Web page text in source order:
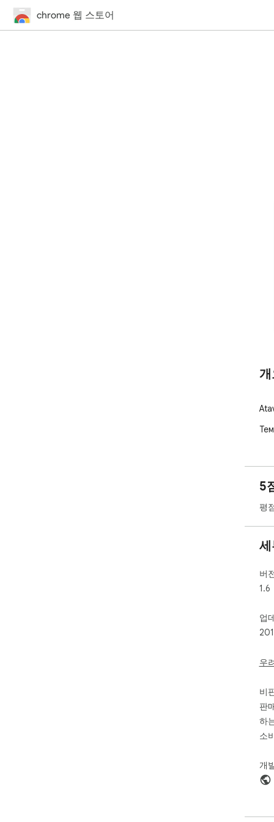
chrome 웹 스토어
5
평
버
1.6
업
우
개
비
판
하
소